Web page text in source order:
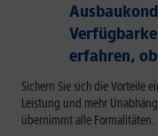
erfahren,
Sichern Sie sich die Vorteile
Leistung und mehr
übernimmt alle Formalitäten.